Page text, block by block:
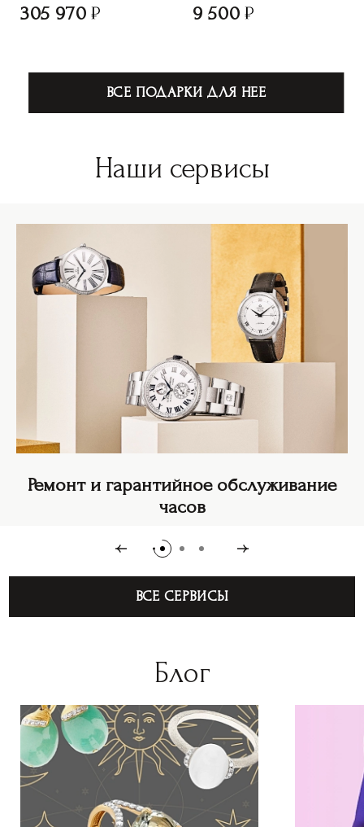
305 970 9 500
ВСЕ ПОДАРКИ ДЛЯ НЕЕ
Наши сервисы
Ремонт и гарантийное обслуживание
часов
ВСЕ СЕРВИСЫ
Блог